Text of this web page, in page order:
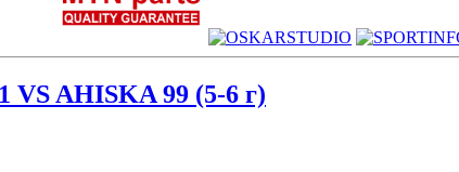
VS AHISKA 99 (5-6 г)